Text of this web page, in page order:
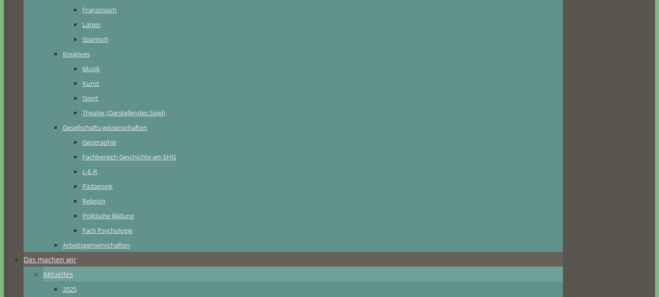
Französisch
Latein
Spanisch
Kreatives
Musik
Kunst
Sport
Theater (Darstellendes Spiel)
Gesellschafts-wissenschaften
Geographie
Fachbereich Geschichte am EHG
L-E-R
Pädagogik
Religion
Politische Bildung
Fach Psychologie
Arbeitsgemeinschaften
Das machen wir
Aktuelles
2025